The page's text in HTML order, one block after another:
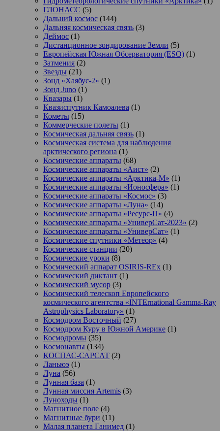
ГЛОНАСС (5)
Дальний космос (144)
Дальняя космическая связь (3)
Деймос (1)
Дистанционное зондирование Земли (5)
Европейская Южная Обсерватория (ESO) (1)
Затмения (2)
Звезды (21)
Зонд «Хаябус-2» (1)
Зонд Juno (1)
Квазары (1)
Квазиспутник Камоалева (1)
Кометы (15)
Коммерческие полеты (1)
Космическая дальняя связь (1)
Космическая система для наблюдения
арктического региона (1)
Космические аппараты (68)
Космические аппараты «Аист» (2)
Космические аппараты «Арктика-М» (1)
Космические аппараты «Ионосфера» (1)
Космические аппараты «Космос» (3)
Космические аппараты «Луна» (14)
Космические аппараты «Ресурс-П» (4)
Космические аппараты «УниверСат-2023» (2)
Космические аппараты «УниверСат» (1)
Космические спутники «Метеор» (4)
Космические станции (20)
Космические уроки (8)
Космический аппарат OSIRIS-REx (1)
Космический диктант (1)
Космический мусор (3)
Космический телескоп Европейского
космического агентства «INTErnational Gamma-Ray
Astrophysics Laboratory» (1)
Космодром Восточный (27)
Космодром Куру в Южной Америке (1)
Космодромы (35)
Космонавты (134)
КОСПАС-САРСАТ (2)
Ланьюэ (1)
Луна (56)
Лунная база (1)
Лунная миссия Artemis (3)
Луноходы (1)
Магнитное поле (4)
Магнитные бури (11)
Малая планета Ганимед (1)